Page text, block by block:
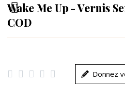
Wake Me Up - Vernis
COD
     Donnez